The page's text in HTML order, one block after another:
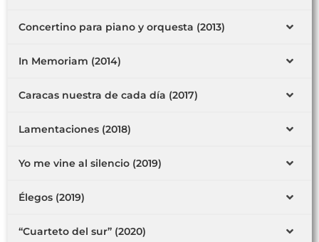
Concertino para piano y orquesta (2013)
In Memoriam (2014)
Caracas nuestra de cada día (2017)
Lamentaciones (2018)
Yo me vine al silencio (2019)
Élegos (2019)
“Cuarteto del sur” (2020)